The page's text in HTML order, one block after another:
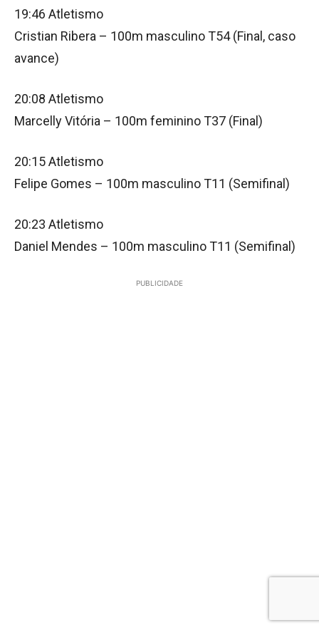
19:46 Atletismo
Cristian Ribera – 100m masculino T54 (Final, caso
avance)
20:08 Atletismo
Marcelly Vitória – 100m feminino T37 (Final)
20:15 Atletismo
Felipe Gomes – 100m masculino T11 (Semifinal)
20:23 Atletismo
Daniel Mendes – 100m masculino T11 (Semifinal)
PUBLICIDADE